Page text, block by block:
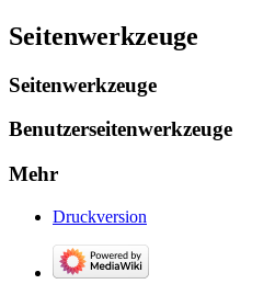
Seitenwerkzeuge
Seitenwerkzeuge
Benutzerseitenwerkzeuge
Mehr
Druckversion